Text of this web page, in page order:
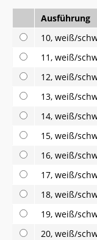
Ausführung
10, weiß/
11, weiß/
12, weiß/
13, weiß/
14, weiß/
15, weiß/
16, weiß/
17, weiß/
18, weiß/
19, weiß/
20, weiß/